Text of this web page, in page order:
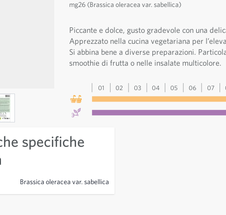
mg26 (Brassica oleracea var. sabellica)
Piccante e dolce, gusto gradevole con una
Apprezzato nella cucina vegetariana per
Si abbina bene a diverse preparazioni.
smoothie di frutta o nelle insalate multicolore.
01 02 03 04 05 06 07
View larger image
specifiche
Brassica oleracea var. sabellica